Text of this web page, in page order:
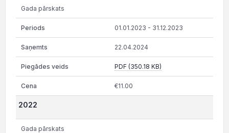
Gada pārskats
01.01.2023 - 31.12.2023
22.04.2024
PDF (350.18 KB)
€11.00
2022
Gada pārskats